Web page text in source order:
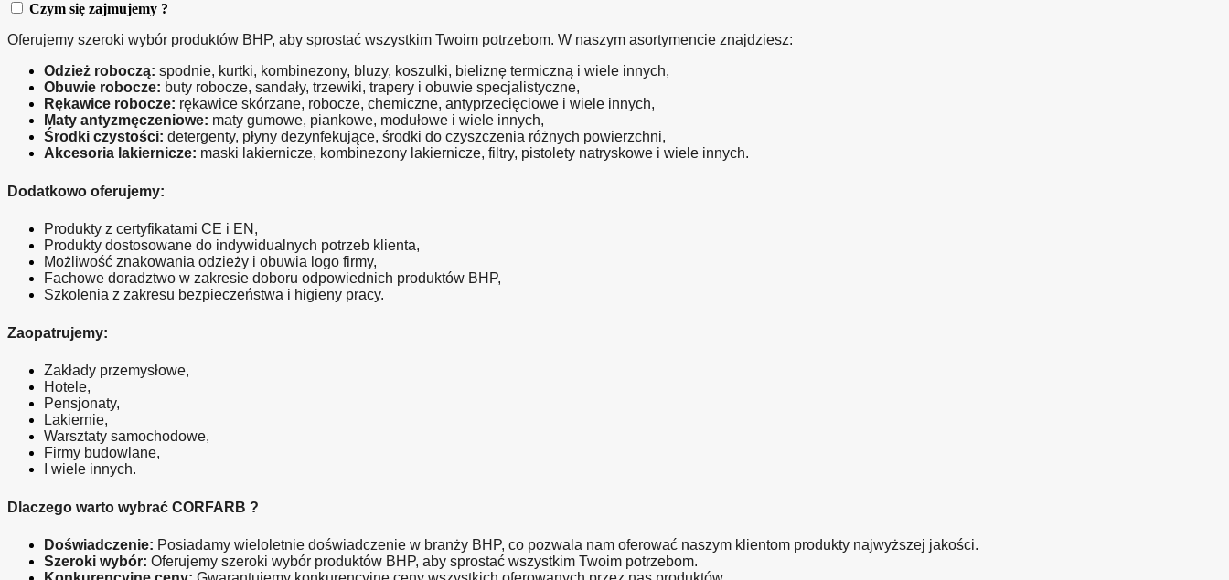
Czym się zajmujemy ?
Oferujemy szeroki wybór produktów BHP, aby sprostać wszystkim Twoim potrzebom. W naszym asortymencie znajdziesz:
Odzież roboczą: spodnie, kurtki, kombinezony, bluzy, koszulki, bieliznę termiczną i wiele innych,
Obuwie robocze: buty robocze, sandały, trzewiki, trapery i obuwie specjalistyczne,
Rękawice robocze: rękawice skórzane, robocze, chemiczne, antyprzecięciowe i wiele innych,
Maty antyzmęczeniowe: maty gumowe, piankowe, modułowe i wiele innych,
Środki czystości: detergenty, płyny dezynfekujące, środki do czyszczenia różnych powierzchni,
Akcesoria lakiernicze: maski lakiernicze, kombinezony lakiernicze, filtry, pistolety natryskowe i wiele innych.
Dodatkowo oferujemy:
Produkty z certyfikatami CE i EN,
Produkty dostosowane do indywidualnych potrzeb klienta,
Możliwość znakowania odzieży i obuwia logo firmy,
Fachowe doradztwo w zakresie doboru odpowiednich produktów BHP,
Szkolenia z zakresu bezpieczeństwa i higieny pracy.
Zaopatrujemy:
Zakłady przemysłowe,
Hotele,
Pensjonaty,
Lakiernie,
Warsztaty samochodowe,
Firmy budowlane,
I wiele innych.
Dlaczego warto wybrać CORFARB ?
Doświadczenie: Posiadamy wieloletnie doświadczenie w branży BHP, co pozwala nam oferować naszym klientom produkty najwyższej jakości.
Szeroki wybór: Oferujemy szeroki wybór produktów BHP, aby sprostać wszystkim Twoim potrzebom.